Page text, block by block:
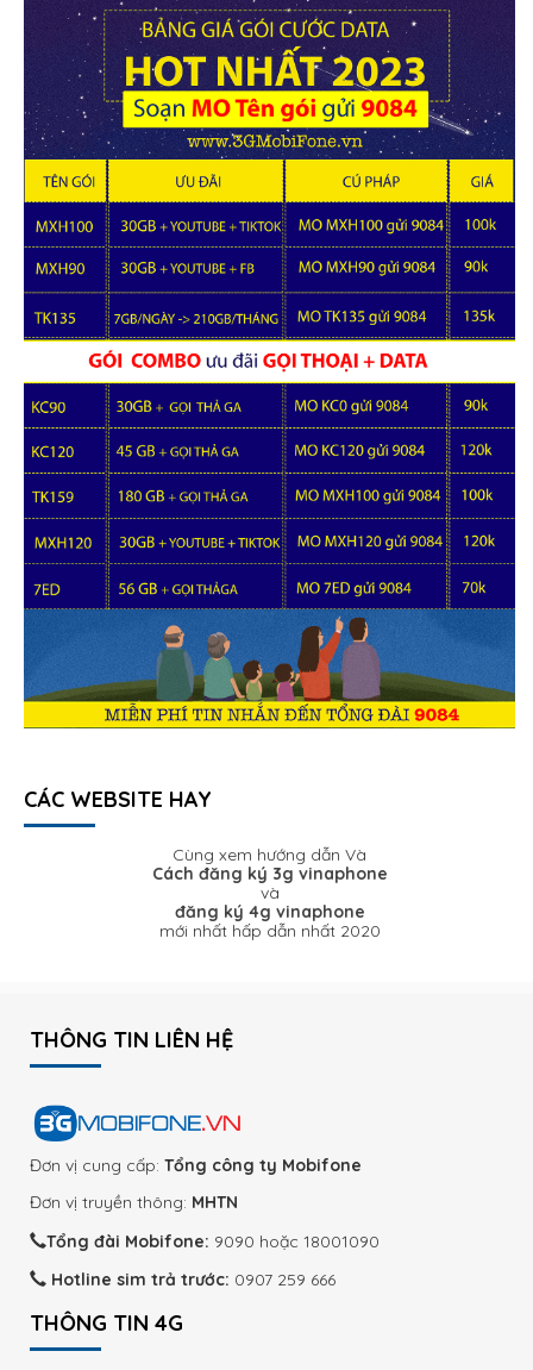
CÁC WEBSITE HAY
Cùng xem hướng dẫn Và
Cách đăng ký 3g vinaphone
và
đăng ký 4g vinaphone
mới nhất hấp dẫn nhất 2020
THÔNG TIN LIÊN HỆ
Đơn vị cung cấp: Tổng công ty Mobifone
Đơn vị truyền thông: MHTN
Tổng đài Mobifone: 9090 hoặc 18001090
Hotline sim trả trước: 0907 259 666
THÔNG TIN 4G